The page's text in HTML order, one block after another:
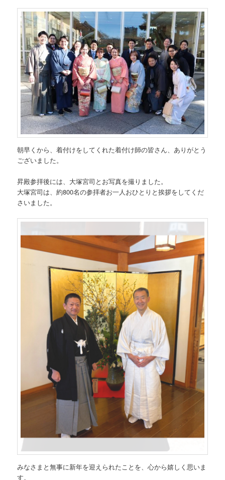
朝早くから、着付けをしてくれた着付け師の皆さん、ありがとう
ございました。
昇殿参拝後には、大塚宮司とお写真を撮りました。
大塚宮司は、約800名の参拝者お一人おひとりと挨拶をしてくだ
さいました。
みなさまと無事に新年を迎えられたことを、心から嬉しく思いま
す。